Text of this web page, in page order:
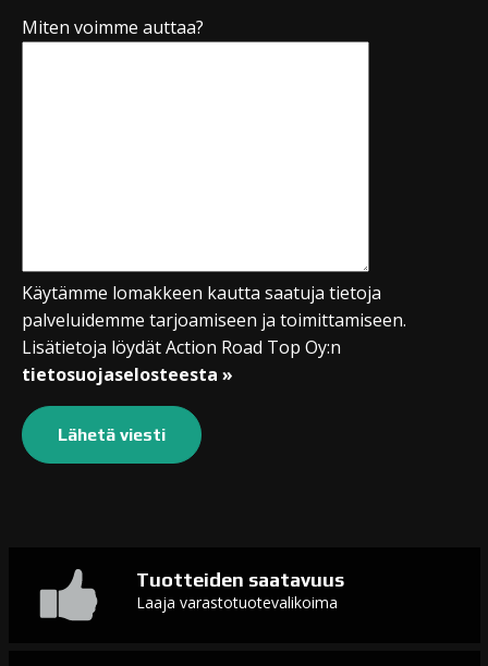
Miten voimme auttaa?
Käytämme lomakkeen kautta saatuja tietoja
palveluidemme tarjoamiseen ja toimittamiseen.
Lisätietoja löydät Action Road Top Oy:n
tietosuojaselosteesta »
Tuotteiden saatavuus
Laaja varastotuotevalikoima